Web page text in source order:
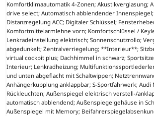
Komfortklimaautomatik 4-Zonen; Akustikverglasung;
drive select; Automatisch abblendender
Distanzregelung ACC; Digitaler Schlüssel;
Komfortmittelarmlehne vorn; Komfortschlüssel /
Lenkradeinstellung elektrisch; Sonnenschutzrollo;
abgedunkelt; Zentralverriegelung; **Interieur**;
virtual cockpit plus; Dachhimmel in schwarz;
Interieur; Lenkradheizung;
und unten abgeflacht mit Schaltwippen;
Anhängerkupplung anklappbar; S-Sportfahrwerk; Audi
Rückleuchten; Außenspiegel elektrisch verstell-/
automatisch abblendend; Außenspiegelgehäuse in
Außenspiegel mit Memory;